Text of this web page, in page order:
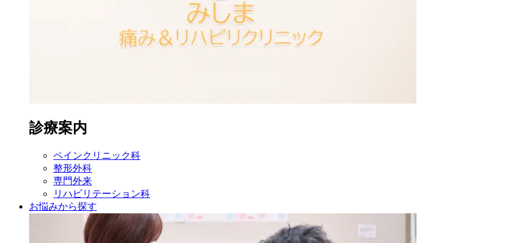
診療案内
ペインクリニック科
整形外科
専門外来
リハビリ テーション科
お悩みから探す